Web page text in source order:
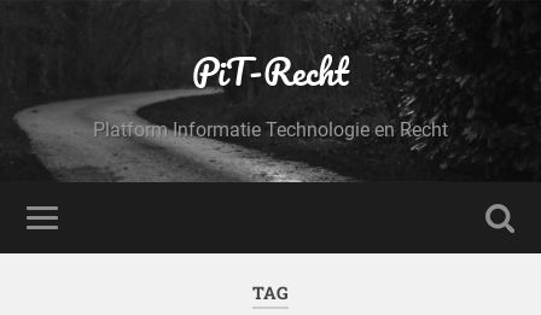
PiT-Recht
Platform Informatie Technologie en Recht
TAG